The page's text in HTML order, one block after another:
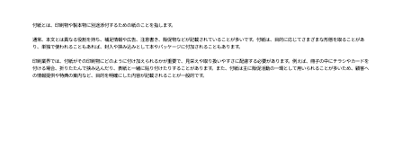
付紙とは、印刷物や製本物に別途添付するための紙のことを指します。
通常、本文とは異なる役割を持ち、補足情報や広告、注意書き、販促物などが記載されていることが多いです。付紙は、目的に応じてさまざまな形態を取ることがあ
り、単独で使われることもあれば、封入や挟み込みとして本やパッケージに付加されることもあります。
印刷業界では、付紙がその印刷物にどのように付け加えられるかが重要で、見栄えや取り扱いやすさに配慮する必要があります。例えば、冊子の中にチラシやカードを
付ける場合、折りたたんで挟み込んだり、表紙と一緒に貼り付けたりすることがあります。また、付紙は主に販促活動の一環として用いられることが多いため、顧客へ
の情報提供や特典の案内など、目的を明確にした内容が記載されることが一般的です。